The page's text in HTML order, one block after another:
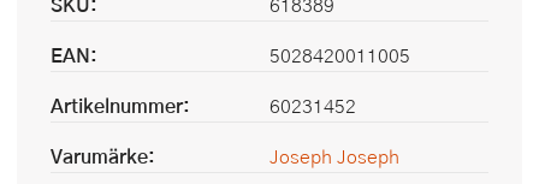
EAN:
5028420011005
Artikelnummer:
60231452
Varumärke:
Joseph Joseph